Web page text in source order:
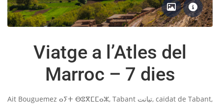
Viatge a l’Atles del
Marroc – 7 dies
Ait Bouguemez ⴰⵢⵜ ⴱⵓⴳⵎⵎⴰⵣ, Tabant تبانت, caïdat de Tabant,